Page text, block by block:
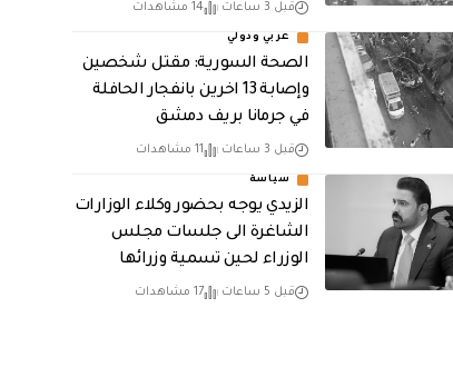
قبل 3 ساعات 14 مشاهدات
عربي ودولي
الصحة السورية: مقتل شخصين
وإصابة 13 اخرين بانفجار الحافلة
في جرمانا بريف دمشق
قبل 3 ساعات 11 مشاهدات
سياسة
الزيدي يوجه بحضور وكلاء الوزارات
الشاغرة الى جلسات مجلس
الوزراء لحين تسمية وزرائها
قبل 5 ساعات 17 مشاهدات